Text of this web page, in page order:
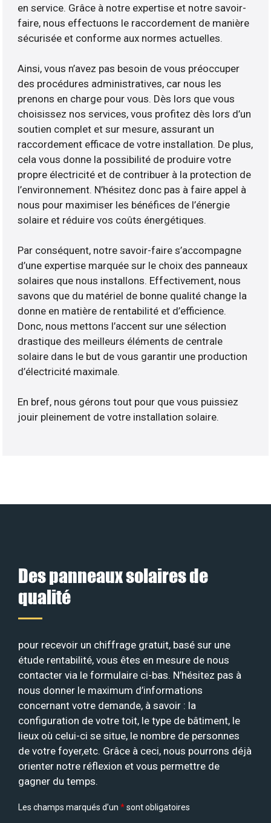
en service. Grâce à notre expertise et notre savoir-
faire, nous effectuons le raccordement de manière
sécurisée et conforme aux normes actuelles.
Ainsi, vous n’avez pas besoin de vous préoccuper
des procédures administratives, car nous les
prenons en charge pour vous. Dès lors que vous
choisissez nos services, vous profitez dès lors d’un
soutien complet et sur mesure, assurant un
raccordement efficace de votre installation. De plus,
cela vous donne la possibilité de produire votre
propre électricité et de contribuer à la protection de
l’environnement. N’hésitez donc pas à faire appel à
nous pour maximiser les bénéfices de l’énergie
solaire et réduire vos coûts énergétiques.
Par conséquent, notre savoir-faire s’accompagne
d’une expertise marquée sur le choix des panneaux
solaires que nous installons. Effectivement, nous
savons que du matériel de bonne qualité change la
donne en matière de rentabilité et d’efficience.
Donc, nous mettons l’accent sur une sélection
drastique des meilleurs éléments de centrale
solaire dans le but de vous garantir une production
d’électricité maximale.
En bref, nous gérons tout pour que vous puissiez
jouir pleinement de votre installation solaire.
Des panneaux solaires de
qualité
pour recevoir un chiffrage gratuit, basé sur une
étude rentabilité, vous êtes en mesure de nous
contacter via le formulaire ci-bas. N’hésitez pas à
nous donner le maximum d’informations
concernant votre demande, à savoir : la
configuration de votre toit, le type de bâtiment, le
lieux où celui-ci se situe, le nombre de personnes
de votre foyer,etc. Grâce à ceci, nous pourrons déjà
orienter notre réflexion et vous permettre de
gagner du temps.
Les champs marqués d’un *sont obligatoires